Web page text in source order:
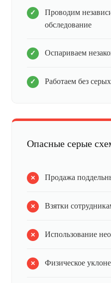
Проводим
обследование
Оспариваем
Работаем без
Опасные серые
Продажа
Взятки
Использование
Физическое